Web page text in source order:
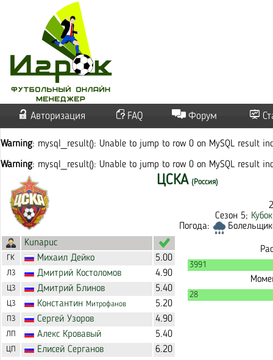
Авторизация FAQ Форум
Warning: mysql_result(): Unable to jump to row 0 on MySQL result
Warning: mysql_result(): Unable to jump to row 0 on MySQL result
ЦСКА (Россия)
Сезон 5;
Погода:
Kunapuc
ГК Михаил Дейко 5.00
ЛЗ Дмитрий Костоломов 4.90
ЦЗ Дмитрий Блинов 5.40
ЦЗ Константин Митрофанов 5.20
ПЗ Сергей Узоров 4.90
ЛП Алекс Кровавый 5.40
ЦП Елисей Серганов 6.20
3991
28